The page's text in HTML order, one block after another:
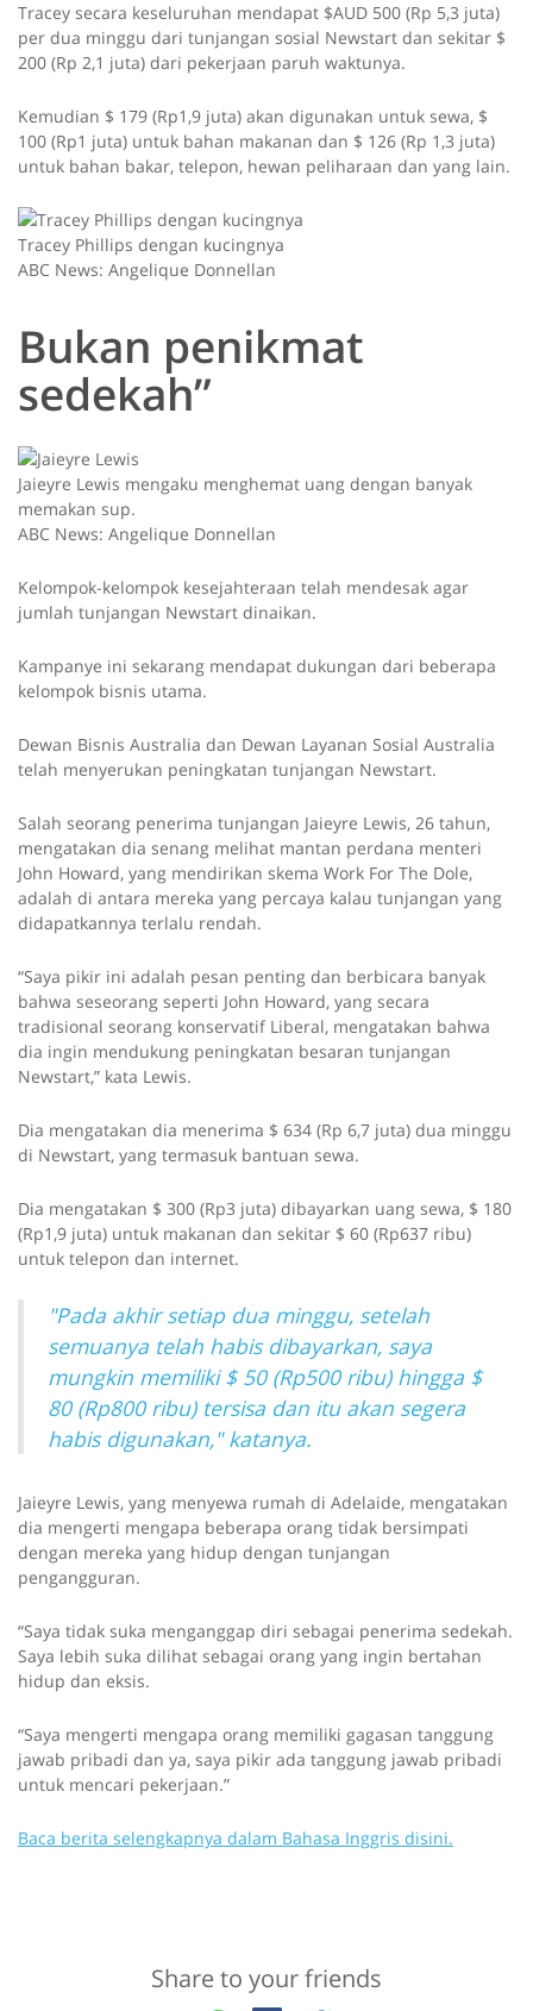
Tracey secara keseluruhan mendapat $AUD 500 (Rp 5,3 juta)
per dua minggu dari tunjangan sosial Newstart dan sekitar $
200 (Rp 2,1 juta) dari pekerjaan paruh waktunya.
Kemudian $ 179 (Rp1,9 juta) akan digunakan untuk sewa, $
100 (Rp1 juta) untuk bahan makanan dan $ 126 (Rp 1,3 juta)
untuk bahan bakar, telepon, hewan peliharaan dan yang lain.
Tracey Phillips dengan kucingnya
ABC News: Angelique Donnellan
Bukan penikmat
sedekah”
Jaieyre Lewis mengaku menghemat uang dengan banyak
memakan sup.
ABC News: Angelique Donnellan
Kelompok-kelompok kesejahteraan telah mendesak agar
jumlah tunjangan Newstart dinaikan.
Kampanye ini sekarang mendapat dukungan dari beberapa
kelompok bisnis utama.
Dewan Bisnis Australia dan Dewan Layanan Sosial Australia
telah menyerukan peningkatan tunjangan Newstart.
Salah seorang penerima tunjangan Jaieyre Lewis, 26 tahun,
mengatakan dia senang melihat mantan perdana menteri
John Howard, yang mendirikan skema Work For The Dole,
adalah di antara mereka yang percaya kalau tunjangan yang
didapatkannya terlalu rendah.
“Saya pikir ini adalah pesan penting dan berbicara banyak
bahwa seseorang seperti John Howard, yang secara
tradisional seorang konservatif Liberal, mengatakan bahwa
dia ingin mendukung peningkatan besaran tunjangan
Newstart,” kata Lewis.
Dia mengatakan dia menerima $ 634 (Rp 6,7 juta) dua minggu
di Newstart, yang termasuk bantuan sewa.
Dia mengatakan $ 300 (Rp3 juta) dibayarkan uang sewa, $ 180
(Rp1,9 juta) untuk makanan dan sekitar $ 60 (Rp637 ribu)
untuk telepon dan internet.
"Pada akhir setiap dua minggu, setelah
semuanya telah habis dibayarkan, saya
mungkin memiliki $ 50 (Rp500 ribu) hingga $
80 (Rp800 ribu) tersisa dan itu akan segera
habis digunakan," katanya.
Jaieyre Lewis, yang menyewa rumah di Adelaide, mengatakan
dia mengerti mengapa beberapa orang tidak bersimpati
dengan mereka yang hidup dengan tunjangan
pengangguran.
“Saya tidak suka menganggap diri sebagai penerima sedekah.
Saya lebih suka dilihat sebagai orang yang ingin bertahan
hidup dan eksis.
“Saya mengerti mengapa orang memiliki gagasan tanggung
jawab pribadi dan ya, saya pikir ada tanggung jawab pribadi
untuk mencari pekerjaan.”
Baca berita selengkapnya dalam Bahasa Inggris disini.
Share to your friends